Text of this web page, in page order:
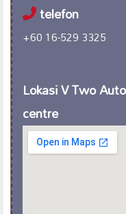
telefon
+60 16-529 3325
Lokasi V Two
centre